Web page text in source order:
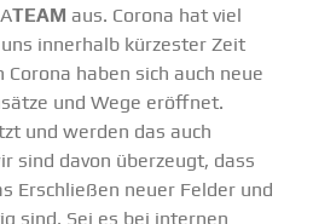
TEAM aus. Corona hat viel
innerhalb kürzester Zeit
haben sich auch neue
und Wege eröffnet.
und werden das auch
sind davon überzeugt, dass
Erschließen neuer Felder und
sind. Sei es bei internen